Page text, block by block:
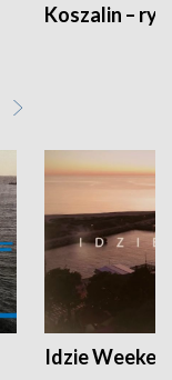
Koszalin –
Idzie